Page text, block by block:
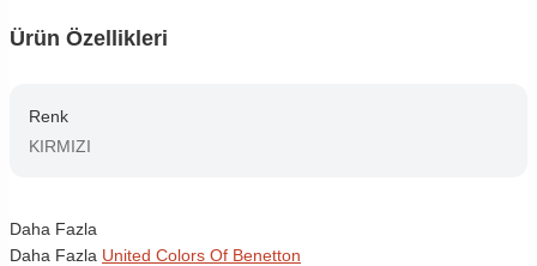
Ürün Özellikleri
Renk
KIRMIZI
Daha Fazla
Daha Fazla United Colors Of Benetton